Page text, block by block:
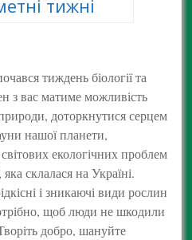
тижні
тиждень біології та
з вас матиме можливість
доторкнутися серцем
нашої планети,
екологічних проблем
яка склалася на Україні.
і зникаючі види рослин
щоб люди не шкодили
добро, шануйте